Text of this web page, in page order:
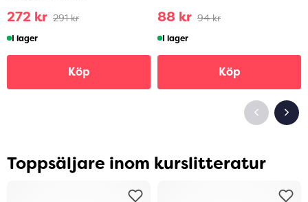
272 kr 291 kr
I lager
Köp
88 kr 94 kr
I lager
Köp
Toppsäljare inom kurslitteratur